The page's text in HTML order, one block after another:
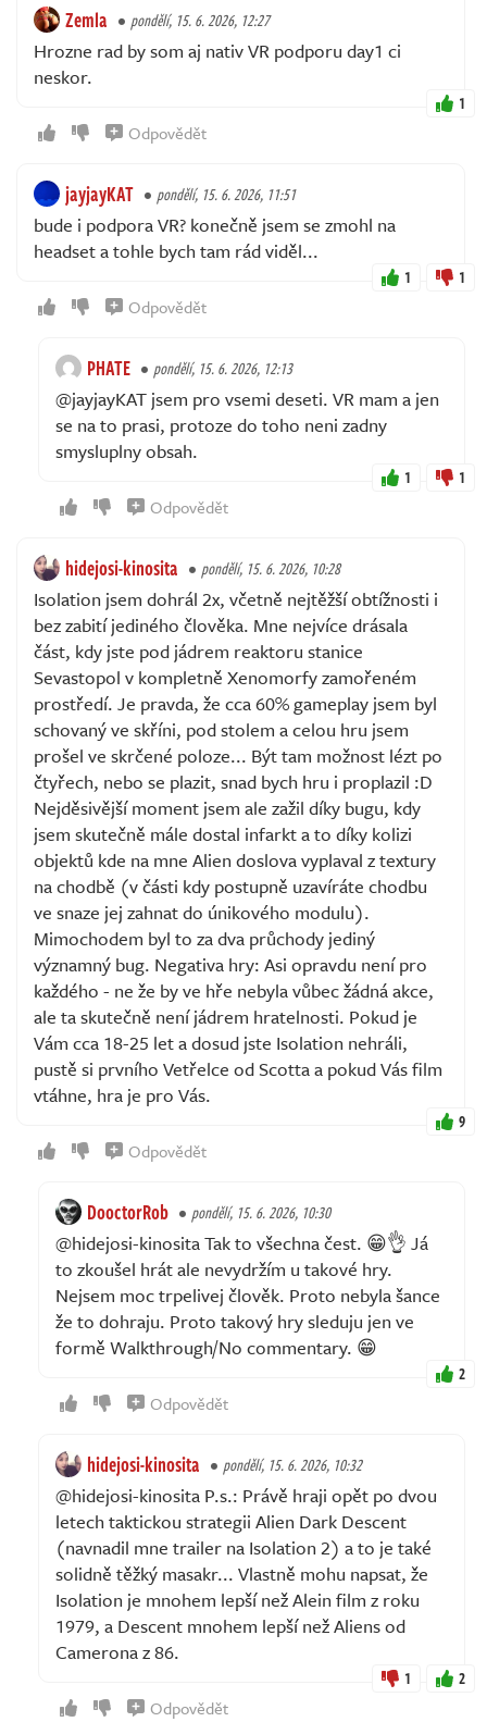
Zemla pondělí, 15. 6. 2026, 12:27
Hrozne rad by som aj nativ VR podporu day1 ci
neskor.
1
Odpovědět
jayjayKAT pondělí, 15. 6. 2026, 11:51
bude i podpora VR? konečně jsem se zmohl na
headset a tohle bych tam rád viděl...
1 1
Odpovědět
PHATE pondělí, 15. 6. 2026, 12:13
@jayjayKAT jsem pro vsemi deseti. VR mam a jen
se na to prasi, protoze do toho neni zadny
smysluplny obsah.
1 1
Odpovědět
hidejosi-kinosita pondělí, 15. 6. 2026, 10:28
Isolation jsem dohrál 2x, včetně nejtěžší obtížnosti i
bez zabití jediného člověka. Mne nejvíce drásala
část, kdy jste pod jádrem reaktoru stanice
Sevastopol v kompletně Xenomorfy zamořeném
prostředí. Je pravda, že cca 60% gameplay jsem byl
schovaný ve skříni, pod stolem a celou hru jsem
prošel ve skrčené poloze... Být tam možnost lézt po
čtyřech, nebo se plazit, snad bych hru i proplazil :D
Nejděsivější moment jsem ale zažil díky bugu, kdy
jsem skutečně mále dostal infarkt a to díky kolizi
objektů kde na mne Alien doslova vyplaval z textury
na chodbě (v části kdy postupně uzavíráte chodbu
ve snaze jej zahnat do únikového modulu).
Mimochodem byl to za dva průchody jediný
významný bug. Negativa hry: Asi opravdu není pro
každého - ne že by ve hře nebyla vůbec žádná akce,
ale ta skutečně není jádrem hratelnosti. Pokud je
Vám cca 18-25 let a dosud jste Isolation nehráli,
pustě si prvního Vetřelce od Scotta a pokud Vás film
vtáhne, hra je pro Vás.
9
Odpovědět
DooctorRob pondělí, 15. 6. 2026, 10:30
@hidejosi-kinosita Tak to všechna čest. 😁👌 Já
to zkoušel hrát ale nevydržím u takové hry.
Nejsem moc trpelivej člověk. Proto nebyla šance
že to dohraju. Proto takový hry sleduju jen ve
formě Walkthrough/No commentary. 😁
2
Odpovědět
hidejosi-kinosita pondělí, 15. 6. 2026, 10:32
@hidejosi-kinosita P.s.: Právě hraji opět po dvou
letech taktickou strategii Alien Dark Descent
(navnadil mne trailer na Isolation 2) a to je také
solidně těžký masakr... Vlastně mohu napsat, že
Isolation je mnohem lepší než Alein film z roku
1979, a Descent mnohem lepší než Aliens od
Camerona z 86.
1 2
Odpovědět